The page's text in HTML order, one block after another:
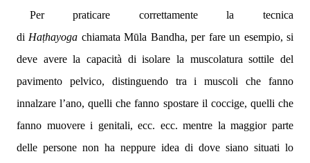
Per praticare correttamente la tecnica
di Haṭhayoga chiamata Mūla Bandha, per fare un esempio, si
deve avere la capacità di isolare la muscolatura sottile del
pavimento pelvico, distinguendo tra i muscoli che fanno
innalzare l’ano, quelli che fanno spostare il coccige, quelli che
fanno muovere i genitali, ecc. ecc. mentre la maggior parte
delle persone non ha neppure idea di dove siano situati lo